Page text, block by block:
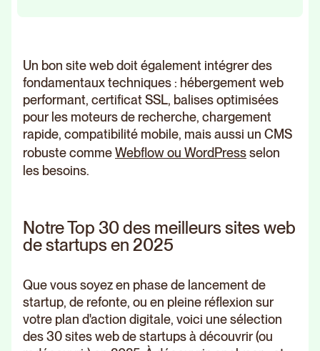
Un bon site web doit également intégrer des
fondamentaux techniques : hébergement web
performant, certificat SSL, balises optimisées
pour les moteurs de recherche, chargement
rapide, compatibilité mobile, mais aussi un CMS
robuste commeWebflow ou WordPressselon
les besoins.
Notre Top 30 des meilleurs sites web
de startups en 2025
Que vous soyez en phase de lancement de
startup, de refonte, ou en pleine réflexion sur
votre plan d'action digitale, voici une sélection
des 30 sites web de startups à découvrir (ou